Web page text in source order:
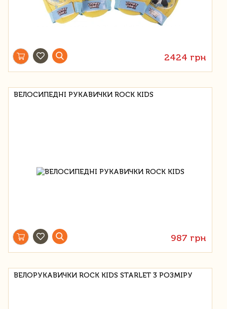
2424 грн
ВЕЛОСИПЕДНІ РУКАВИЧКИ ROCK KIDS
987 грн
ВЕЛОРУКАВИЧКИ ROCK KIDS STARLET 3 РОЗМІРУ